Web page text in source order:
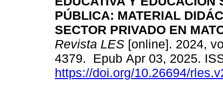
PÚBLICA: MATERIAL
SECTOR PRIVADO EN
Revista LES [online]. 2024,
4379. Epub Apr 03, 2025.
https://doi.org/10.26694/